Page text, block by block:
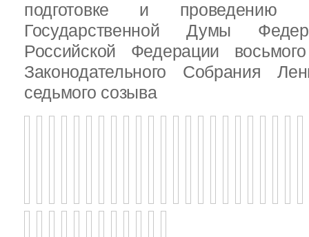
подготовке и проведению
Государственной Думы
Российской Федерации
Законодательного Собрания
седьмого созыва